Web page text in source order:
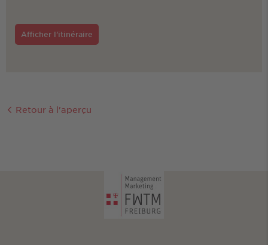
Afficher l'itinéraire
Retour à l'aperçu